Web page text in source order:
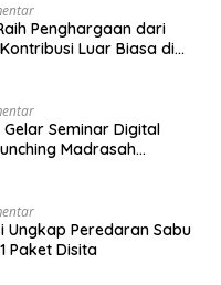
Penghargaan dari
Luar Biasa di
Seminar Digital
Madrasah
Ungkap Peredaran Sabu
Paket Disita